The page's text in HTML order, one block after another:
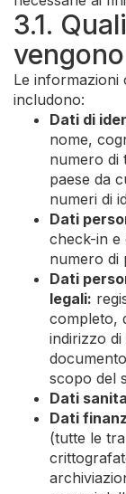
3.1.
Le informazioni
includono:
Dati di
nome,
numero di
paese da
numeri di
Dati
check-in e
numero di
Dati
legali:
completo,
indirizzo
scopo del
Dati
Dati
(tutte le